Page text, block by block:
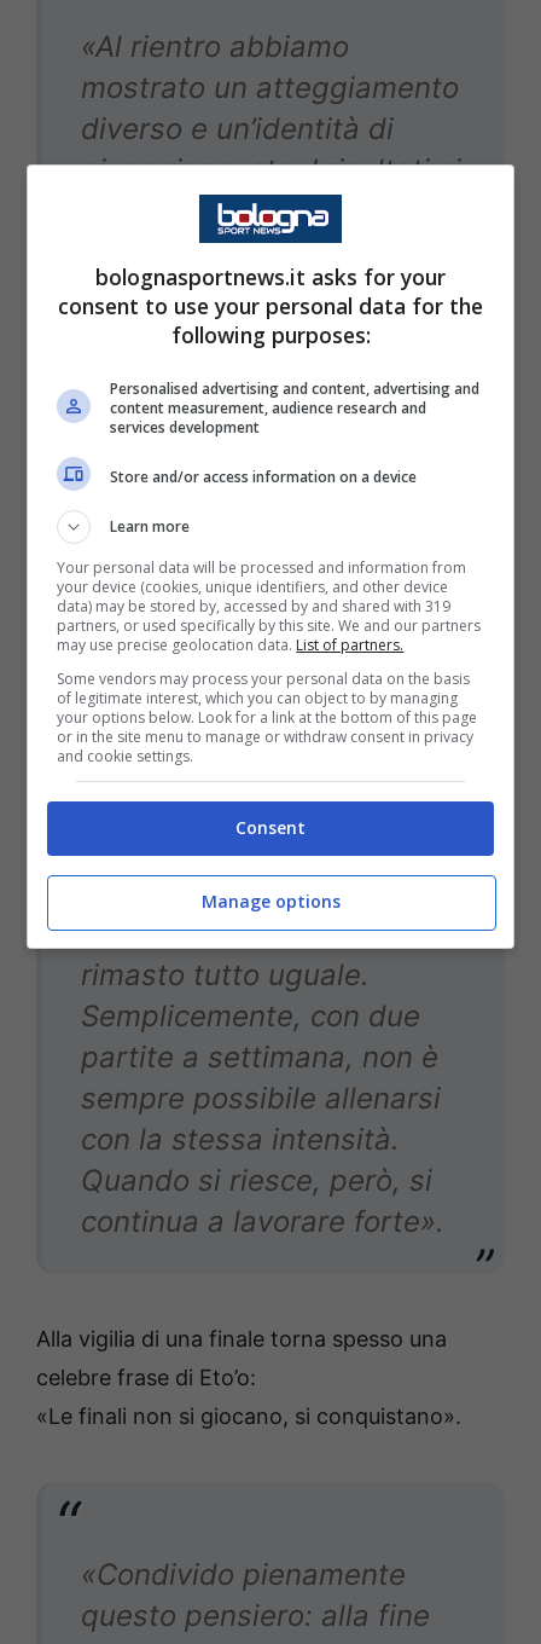
«Al rientro abbiamo
mostrato un atteggiamento
diverso e un’identità di
gioco rinnovata. I risultati ci
hanno dato ragione,
soprattutto perché
abbiamo messo insieme
cinque vittorie consecutive:
senza successi non cambia
nulla. Quelle vittorie,
invece, ci hanno ridato
fiducia e slancio. E adesso
possiamo goderci questa
finale».
Torno su Conte: una volta ha detto di non
aver mai corso così tanto come con lui. È
cambiato qualcosa?
«No, assolutamente. È
rimasto tutto uguale.
Semplicemente, con due
partite a settimana, non è
sempre possibile allenarsi
con la stessa intensità.
Quando si riesce, però, si
continua a lavorare forte».
Alla vigilia di una finale torna spesso una
celebre frase di Eto’o:
«Le finali non si giocano, si conquistano».
«Condivido pienamente
questo pensiero: alla fine
bolognasportnews.it asks for your
consent to use your personal data for the
following purposes:
Personalised advertising and content, advertising and
content measurement, audience research and
services development
Store and/or access information on a device
Learn more
Your personal data will be processed and information from
your device (cookies, unique identifiers, and other device
data) may be stored by, accessed by and shared with 319
partners, or used specifically by this site. We and our partners
may use precise geolocation data. List of partners.
Some vendors may process your personal data on the basis
of legitimate interest, which you can object to by managing
your options below. Look for a link at the bottom of this page
or in the site menu to manage or withdraw consent in privacy
and cookie settings.
Consent
Manage options